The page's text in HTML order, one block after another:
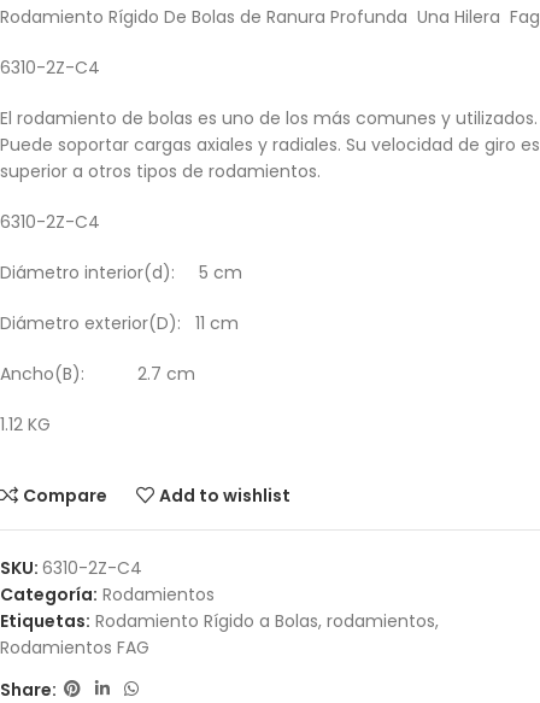
Rodamiento Rígido De Bolas de Ranura Profunda Una Hilera Fag
6310-2Z-C4
El rodamiento de bolas es uno de los más comunes y utilizados.
Puede soportar cargas axiales y radiales. Su velocidad de giro es
superior a otros tipos de rodamientos.
6310-2Z-C4
Diámetro interior(d): 5 cm
Diámetro exterior(D): 11 cm
Ancho(B): 2.7 cm
1.12 KG
Compare Add to wishlist
SKU: 6310-2Z-C4
Categoría: Rodamientos
Etiquetas: Rodamiento Rígido a Bolas, rodamientos,
Rodamientos FAG
Share: